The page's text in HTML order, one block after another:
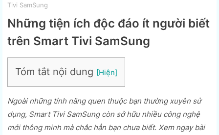
Tivi SamSung
Những tiện ích độc đáo ít người biết
trên Smart Tivi SamSung
Tóm tắt nội dung
Ngoài những tính năng quen thuộc bạn thường xuyên sử
dụng, Smart Tivi SamSung còn sở hữu nhiều công nghệ
mới thông minh mà chắc hẳn bạn chưa biết. Xem ngay bài